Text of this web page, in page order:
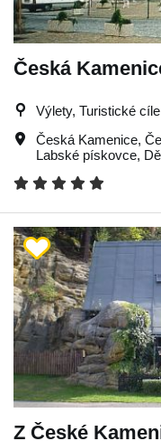
Česká
Výlety, Turistické cíle
Česká Kamenice,
Labské pískovce,
Z České